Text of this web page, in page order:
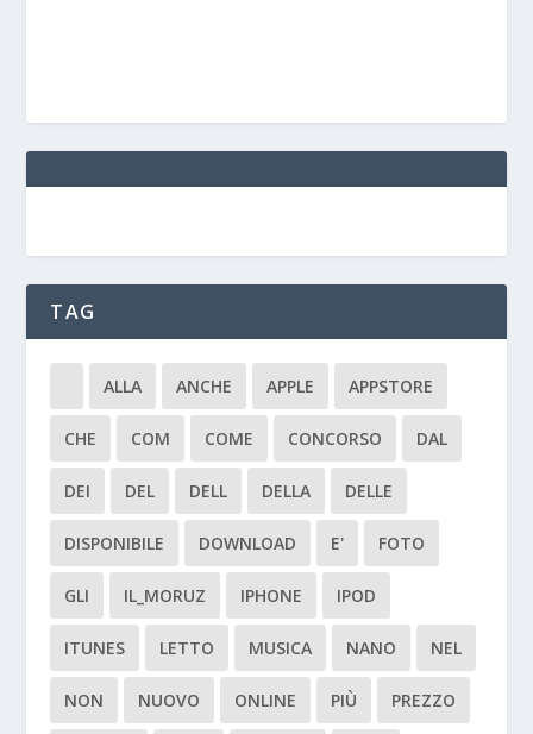
TAG
ALLA ANCHE APPLE APPSTORE
CHE COM COME CONCORSO DAL
DEI DEL DELL DELLA DELLE
DISPONIBILE DOWNLOAD E' FOTO
GLI IL_MORUZ IPHONE IPOD
ITUNES LETTO MUSICA NANO NEL
NON NUOVO ONLINE PIÙ PREZZO